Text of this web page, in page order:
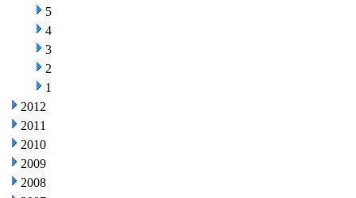
5
4
3
2
1
2012
2011
2010
2009
2008